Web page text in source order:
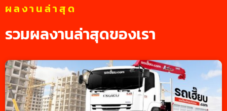
ผลงานล่าสุด
รวมผลงานล่าสุดของเรา